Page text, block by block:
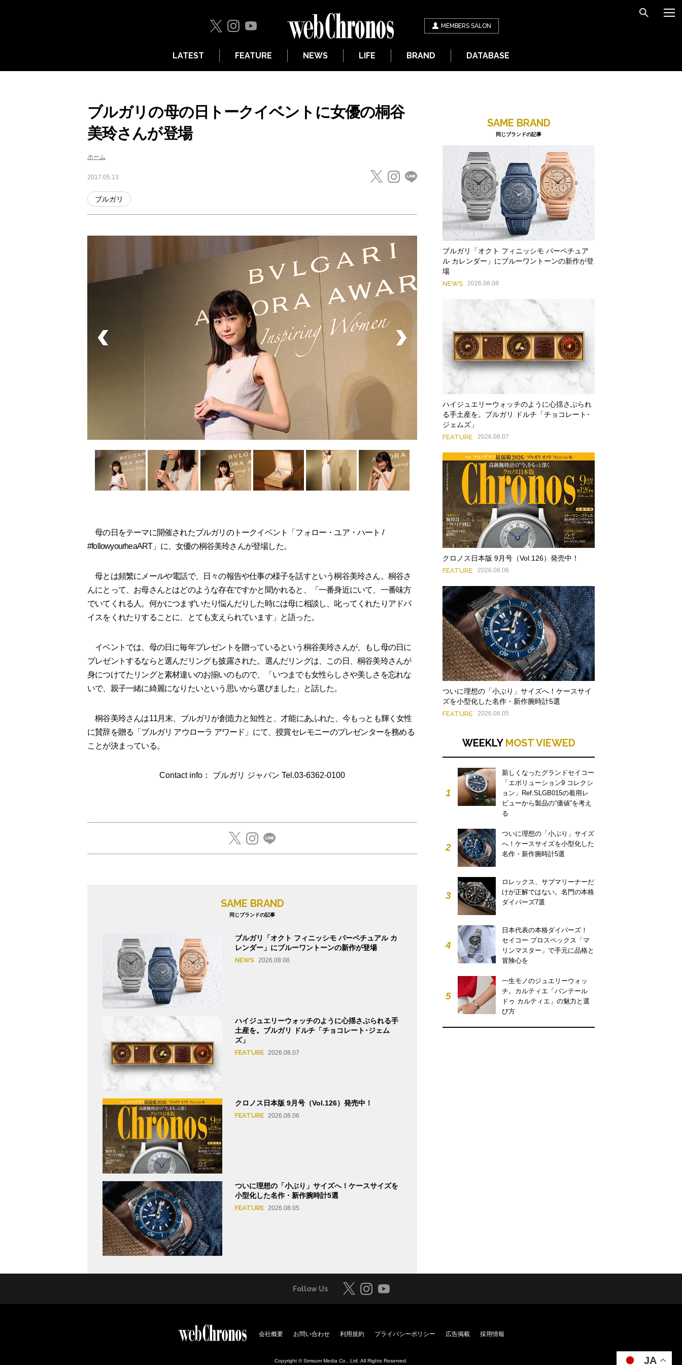
MEMBERS SALON
LATEST FEATURE NEWS LIFE BRAND DATABASE
ブルガリの母の日トークイベントに女優の桐谷
美玲さんが登場
ホーム
2017.05.13
ブルガリ
母の日をテーマに開催されたブルガリのトークイベント「フォロー・ユア・ハート /
#followyourheaART」に、女優の桐谷美玲さんが登場した。
母とは頻繁にメールや電話で、日々の報告や仕事の様子を話すという桐谷美玲さん。桐谷さ
んにとって、お母さんとはどのような存在ですかと聞かれると、「一番身近にいて、一番味方
でいてくれる人。何かにつまずいたり悩んだりした時には母に相談し、叱ってくれたりアドバ
イスをくれたりすることに、とても支えられています」と語った。
イベントでは、母の日に毎年プレゼントを贈っているという桐谷美玲さんが、もし母の日に
プレゼントするならと選んだリングも披露された。選んだリングは、この日、桐谷美玲さんが
身につけてたリングと素材違いのお揃いのもので、「いつまでも女性らしさや美しさを忘れな
いで、親子一緒に綺麗になりたいという思いから選びました」と話した。
桐谷美玲さんは11月末、ブルガリが創造力と知性と、才能にあふれた、今もっとも輝く女性
に賛辞を贈る「ブルガリ アウローラ アワード」にて、授賞セレモニーのプレゼンターを務める
ことが決まっている。
Contact info： ブルガリ ジャパン Tel.03-6362-0100
SAME BRAND
同じブランドの記事
ブルガリ「オクト フィニッシモ パーペチュアル カ
レンダー」にブルーワントーンの新作が登場
NEWS 2026.08.08
ハイジュエリーウォッチのように心揺さぶられる手
土産を。ブルガリ ドルチ「チョコレート･ジェム
ズ」
FEATURE 2026.08.07
クロノス日本版 9月号（Vol.126）発売中！
FEATURE 2026.08.06
ついに理想の「小ぶり」サイズへ！ケースサイズを
小型化した名作・新作腕時計5選
FEATURE 2026.08.05
SAME BRAND
同じブランドの記事
ブルガリ「オクト フィニッシモ パーペチュア
ル カレンダー」にブルーワントーンの新作が登
場
NEWS 2026.08.08
ハイジュエリーウォッチのように心揺さぶられ
る手土産を。ブルガリ ドルチ「チョコレート･
ジェムズ」
FEATURE 2026.08.07
クロノス日本版 9月号（Vol.126）発売中！
FEATURE 2026.08.06
ついに理想の「小ぶり」サイズへ！ケースサイ
ズを小型化した名作・新作腕時計5選
FEATURE 2026.08.05
WEEKLY MOST VIEWED
1
新しくなったグランドセイコー
「エボリューション9 コレクシ
ョン」Ref.SLGB015の着用レ
ビューから製品の“価値”を考え
る
2
ついに理想の「小ぶり」サイズ
へ！ケースサイズを小型化した
名作・新作腕時計5選
3
ロレックス、サブマリーナーだ
けが正解ではない。名門の本格
ダイバーズ7選
4
日本代表の本格ダイバーズ！
セイコー プロスペックス「マ
リンマスター」で手元に品格と
冒険心を
5
一生モノのジュエリーウォッ
チ。カルティエ「パンテール
ドゥ カルティエ」の魅力と選
び方
Follow Us
会社概要 お問い合わせ 利用規約 プライバシーポリシー 広告掲載 採用情報
Copyright © Simsum Media Co., Ltd. All Rights Reserved. JA